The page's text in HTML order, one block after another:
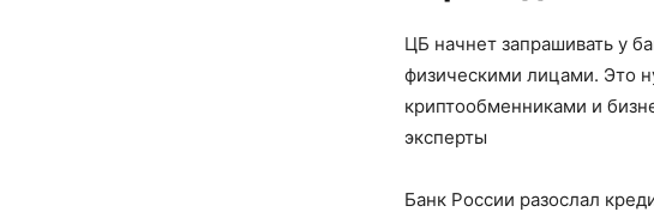
ЦБ начнет запрашивать у
физическими лицами. Это
криптообменниками и
эксперты
Банк России разослал